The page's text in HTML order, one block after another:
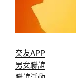
交友APP
男女聯誼